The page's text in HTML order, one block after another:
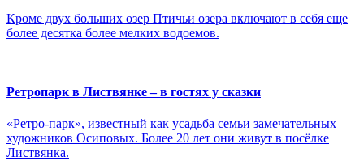
Кроме двух больших озер Птичьи озера включают в себя еще
более десятка более мелких водоемов.
Ретропарк в Листвянке – в гостях у сказки
«Ретро-парк», известный как усадьба семьи замечательных
художников Осиповых. Более 20 лет они живут в посёлке
Листвянка.